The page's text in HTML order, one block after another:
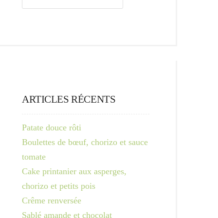
ARTICLES RÉCENTS
Patate douce rôti
Boulettes de bœuf, chorizo et sauce
tomate
Cake printanier aux asperges,
chorizo et petits pois
Crême renversée
Sablé amande et chocolat